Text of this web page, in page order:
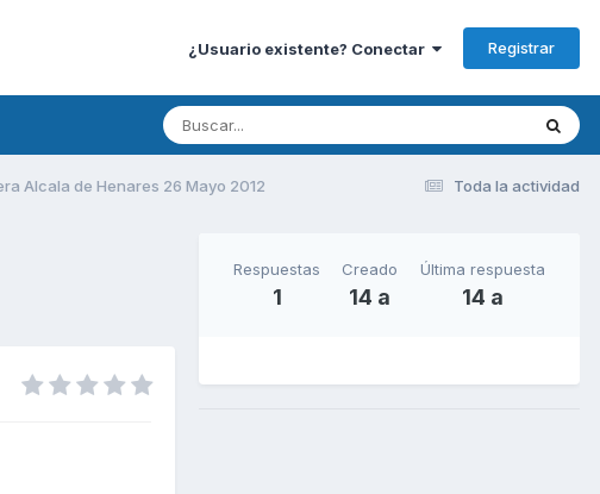
¿Usuario existente? Conectar Registrar
Toda la actividad
Alcala de Henares 26 Mayo 2012
Respuestas
1
Creado
14 a
Última respuesta
14 a